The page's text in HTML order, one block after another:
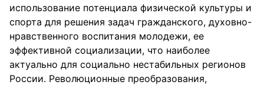
использование потенциала физической культуры и
спорта для решения задач гражданского, духовно-
нравственного воспитания молодежи, ее
эффективной социализации, что наиболее
актуально для социально нестабильных регионов
России. Революционные преобразования,